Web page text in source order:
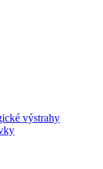
výstrahy